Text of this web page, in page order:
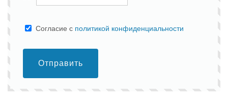
Cогласие с политикой конфиденциальности
Отправить